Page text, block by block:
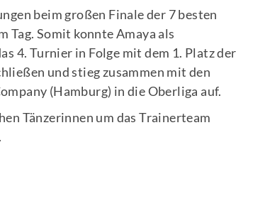
beim großen Finale der 7 besten
Tag. Somit konnte Amaya als
4. Turnier in Folge mit dem 1. Platz der
und stieg zusammen mit den
(Hamburg) in die Oberliga auf.
Tänzerinnen um das Trainerteam